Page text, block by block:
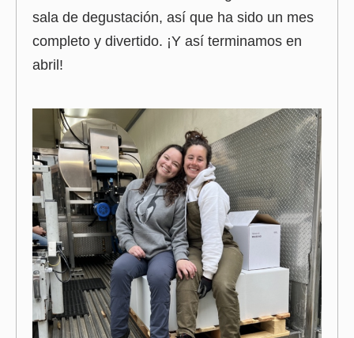
sala de degustación, así que ha sido un mes
completo y divertido. ¡Y así terminamos en
abril!